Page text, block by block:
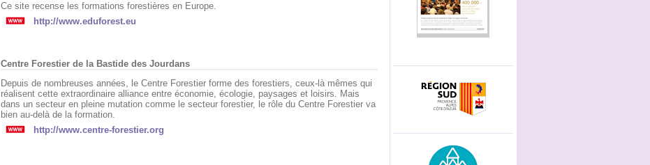
Ce site recense les formations forestières en Europe.
http://www.eduforest.eu
Centre Forestier de la Bastide des Jourdans
Depuis de nombreuses années, le Centre Forestier forme des forestiers, ceux-là mêmes qui
réalisent cette extraordinaire alliance entre économie, écologie, paysages et loisirs. Mais
dans un secteur en pleine mutation comme le secteur forestier, le rôle du Centre Forestier va
bien au-delà de la formation.
http://www.centre-forestier.org